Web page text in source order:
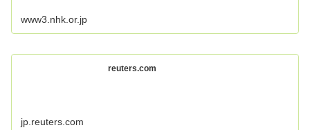
www3.nhk.or.jp
reuters.com
jp.reuters.com